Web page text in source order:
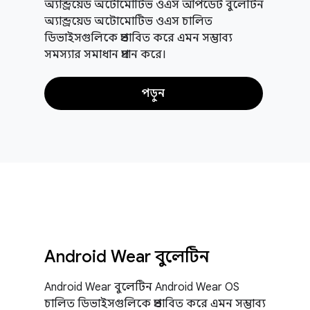
অ্যান্ড্রয়েড অটোমোটিভ ওএস আপডেট বুলেটিন
অ্যান্ড্রয়েড অটোমোটিভ ওএস চালিত
ডিভাইসগুলিকে প্রভাবিত করে এমন সম্ভাব্য
সমস্যার সমাধান প্রদান করে।
পড়ুন
Android Wear বুলেটিন
Android Wear বুলেটিন Android Wear OS
চালিত ডিভাইসগুলিকে প্রভাবিত করে এমন সম্ভাব্য